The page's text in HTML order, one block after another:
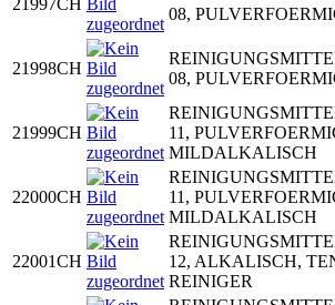
21997CH
08,
21998CH
08,
21999CH
11,
MILDALKALISCH
22000CH
11,
MILDALKALISCH
22001CH
12, ALKALISCH,
REINIGER